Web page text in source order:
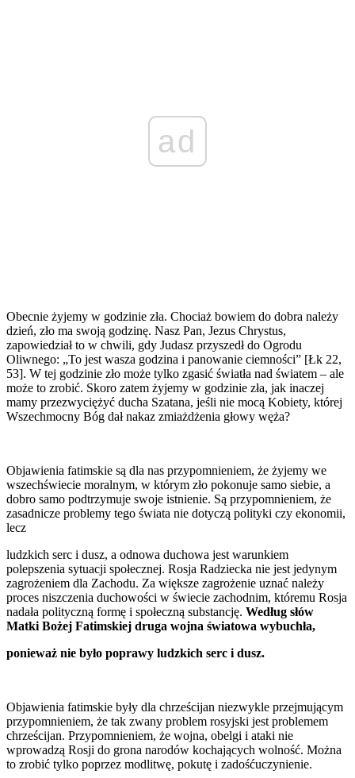
ad
Obecnie żyjemy w godzinie zła. Chociaż bowiem do dobra należy
dzień, zło ma swoją godzinę. Nasz Pan, Jezus Chrystus,
zapowiedział to w chwili, gdy Judasz przyszedł do Ogrodu
Oliwnego: „To jest wasza godzina i panowanie ciemności” [Łk 22,
53]. W tej godzinie zło może tylko zgasić światła nad światem – ale
może to zrobić. Skoro zatem żyjemy w godzinie zła, jak inaczej
mamy przezwyciężyć ducha Szatana, jeśli nie mocą Kobiety, której
Wszechmocny Bóg dał nakaz zmiażdżenia głowy węża?
Objawienia fatimskie są dla nas przypomnieniem, że żyjemy we
wszechświecie moralnym, w którym zło pokonuje samo siebie, a
dobro samo podtrzymuje swoje istnienie. Są przypomnieniem, że
zasadnicze problemy tego świata nie dotyczą polityki czy ekonomii,
lecz
ludzkich serc i dusz, a odnowa duchowa jest warunkiem
polepszenia sytuacji społecznej. Rosja Radziecka nie jest jedynym
zagrożeniem dla Zachodu. Za większe zagrożenie uznać należy
proces niszczenia duchowości w świecie zachodnim, któremu Rosja
nadała polityczną formę i społeczną substancję. Według słów
Matki Bożej Fatimskiej druga wojna światowa wybuchła,
ponieważ nie było poprawy ludzkich serc i dusz.
Objawienia fatimskie były dla chrześcijan niezwykle przejmującym
przypomnieniem, że tak zwany problem rosyjski jest problemem
chrześcijan. Przypomnieniem, że wojna, obelgi i ataki nie
wprowadzą Rosji do grona narodów kochających wolność. Można
to zrobić tylko poprzez modlitwę, pokutę i zadośćuczynienie.